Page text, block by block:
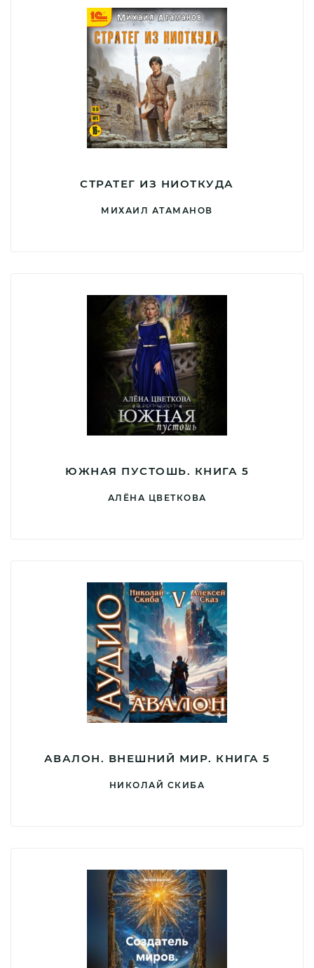
СТРАТЕГ ИЗ НИОТКУДА
МИХАИЛ АТАМАНОВ
ЮЖНАЯ ПУСТОШЬ. КНИГА 5
АЛЁНА ЦВЕТКОВА
АВАЛОН. ВНЕШНИЙ МИР. КНИГА 5
НИКОЛАЙ СКИБА